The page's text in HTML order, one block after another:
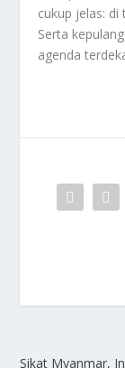
cukup jelas: di
Serta
agenda
Sikat Myanmar,